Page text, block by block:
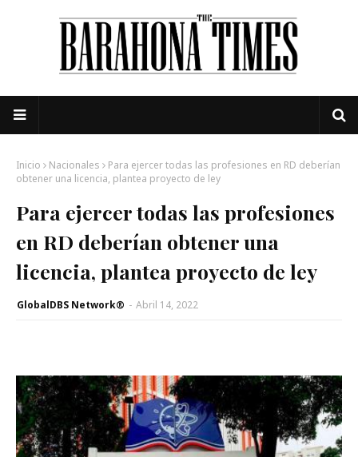
Inicio Nacionales
Para ejercer todas las profesiones en RD deberían
obtener una licencia, plantea proyecto de ley
Para ejercer todas las profesiones
en RD deberían obtener una
licencia, plantea proyecto de ley
GlobalDBS Network® - Abril 14, 2022